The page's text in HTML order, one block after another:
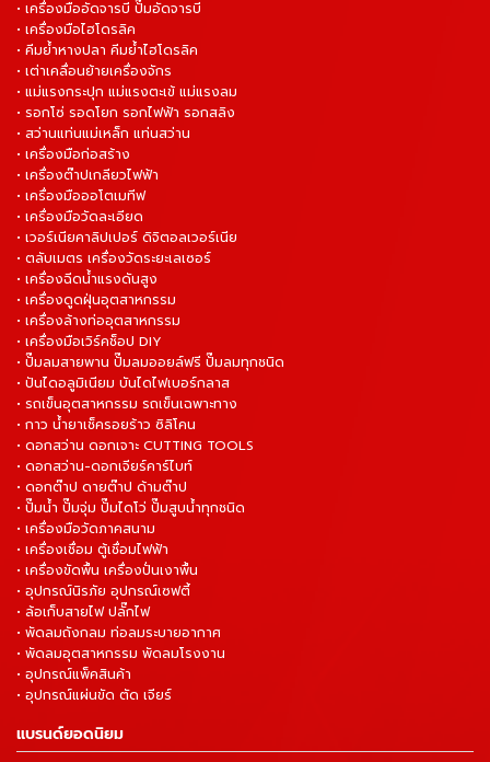
• เครื่องมืออัดจารบี ปั๊มอัดจารบี
• เครื่องมือไฮโดรลิค
• คีมย้ำหางปลา คีมย้ำไฮโดรลิค
• เต่าเคลื่อนย้ายเครื่องจักร
• แม่แรงกระปุก แม่แรงตะเข้ แม่แรงลม
• รอกโซ่ รอดโยก รอกไฟฟ้า รอกสลิง
• สว่านแท่นแม่เหล็ก แท่นสว่าน
• เครื่องมือก่อสร้าง
• เครื่องต๊าปเกลียวไฟฟ้า
• เครื่องมือออโตเมทีฟ
• เครื่องมือวัดละเอียด
• เวอร์เนียคาลิปเปอร์ ดิจิตอลเวอร์เนีย
• ตลับเมตร เครื่องวัดระยะเลเซอร์
• เครื่องฉีดน้ำแรงดันสูง
• เครื่องดูดฝุ่นอุตสาหกรรม
• เครื่องล้างท่ออุตสาหกรรม
• เครื่องมือเวิร์คช็อป DIY
• ปั๊มลมสายพาน ปั๊มลมออยล์ฟรี ปั๊มลมทุกชนิด
• ปันไดอลูมิเนียม บันไดไฟเบอร์กลาส
• รถเข็นอุตสาหกรรม รถเข็นเฉพาะทาง
• กาว น้ำยาเช็ครอยร้าว ซิลิโคน
• ดอกสว่าน ดอกเจาะ CUTTING TOOLS
• ดอกสว่าน-ดอกเจียร์คาร์ไบท์
• ดอกต๊าป ดายต๊าป ด้ามต๊าป
• ปั๊มน้ำ ปั๊มจุ่ม ปั๊มไดโว่ ปั๊มสูบน้ำทุกชนิด
• เครื่องมือวัดภาคสนาม
• เครื่องเชื่อม ตู้เชื่อมไฟฟ้า
• เครื่องขัดพื้น เครื่องปั่นเงาพื้น
• อุปกรณ์นิรภัย อุปกรณ์เซฟตี้
• ล้อเก็บสายไฟ ปลั๊กไฟ
• พัดลมถังกลม ท่อลมระบายอากาศ
• พัดลมอุตสาหกรรม พัดลมโรงงาน
• อุปกรณ์แพ็คสินค้า
• อุปกรณ์แผ่นขัด ตัด เจียร์
แบรนด์ยอดนิยม